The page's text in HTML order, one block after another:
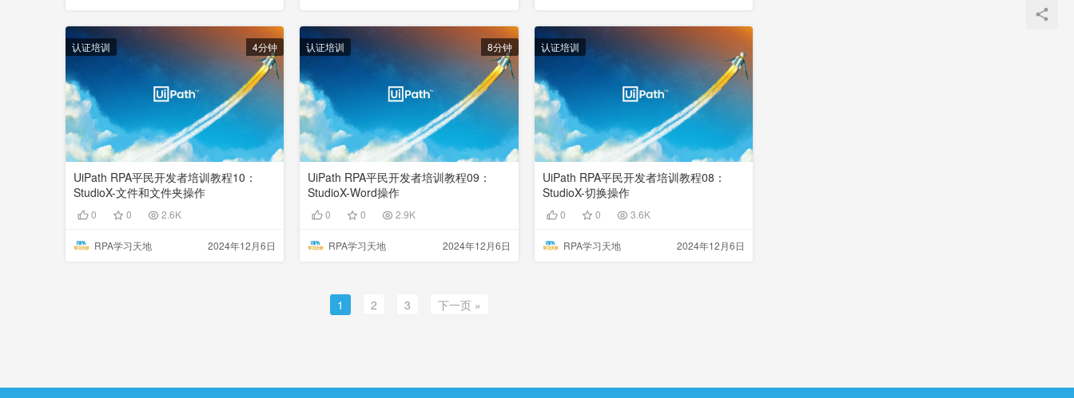
认证培训 4分钟
UiPath RPA平民开发者培训教程10：
StudioX-文件和文件夹操作
0 0 2.6K
RPA学习天地 2024年12月6日
认证培训 8分钟
UiPath RPA平民开发者培训教程09：
StudioX-Word操作
0 0 2.9K
RPA学习天地 2024年12月6日
认证培训
UiPath RPA平民开发者培训教程08：
StudioX-切换操作
0 0 3.6K
RPA学习天地 2024年12月6日
1 2 3 下一页 »